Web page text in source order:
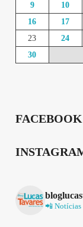
9
10
16
17
23
24
30
FACEBOOK
📲 Notícias